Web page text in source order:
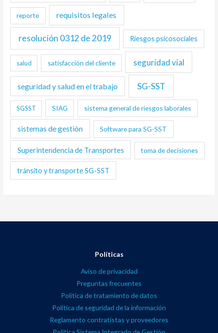
reporte requisitos legales
resolución 0312 de 2019 Riesgos psicosociales
salud satisfacción del cliente seguridad vial
seguridad y salud en el trabajo SG-SST
SGSST SIAG sistema general de riesgos laborales
sistemas de gestión Software para SG-SST
Superintendencia de Transportes toma de decisiones
tránsito y transporte SG-SST
Políticas
Aviso de privacidad
Preguntas frecuentes
Política de tratamiento de datos
Política de seguridad de la información
Reglamento contratistas y proveedores